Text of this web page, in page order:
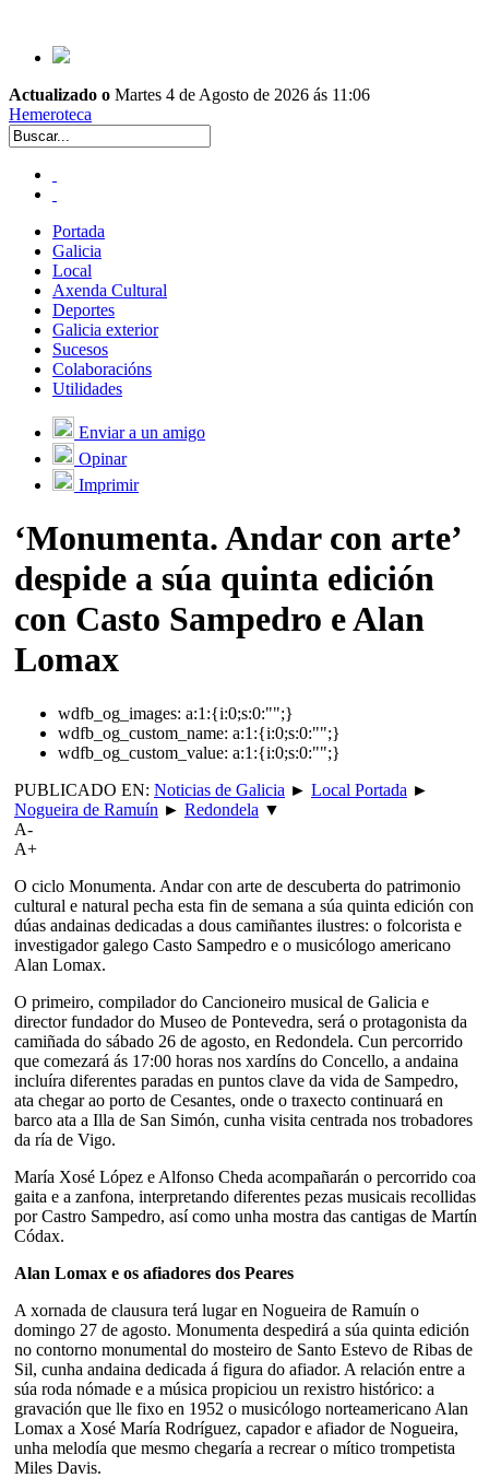
Actualizado o Martes 4 de Agosto de 2026 ás 11:06
Hemeroteca
Portada
Galicia
Local
Axenda Cultural
Deportes
Galicia exterior
Sucesos
Colaboracións
Utilidades
Enviar a un amigo
Opinar
Imprimir
‘Monumenta. Andar con arte’
despide a súa quinta edición
con Casto Sampedro e Alan
Lomax
wdfb_og_images: a:1:{i:0;s:0:"";}
wdfb_og_custom_name: a:1:{i:0;s:0:"";}
wdfb_og_custom_value: a:1:{i:0;s:0:"";}
PUBLICADO EN: Noticias de Galicia ► Local Portada ►
Nogueira de Ramuín ► Redondela ▼
A-
A+
O ciclo Monumenta. Andar con arte de descuberta do patrimonio
cultural e natural pecha esta fin de semana a súa quinta edición con
dúas andainas dedicadas a dous camiñantes ilustres: o folcorista e
investigador galego Casto Sampedro e o musicólogo americano
Alan Lomax.
O primeiro, compilador do Cancioneiro musical de Galicia e
director fundador do Museo de Pontevedra, será o protagonista da
camiñada do sábado 26 de agosto, en Redondela. Cun percorrido
que comezará ás 17:00 horas nos xardíns do Concello, a andaina
incluíra diferentes paradas en puntos clave da vida de Sampedro,
ata chegar ao porto de Cesantes, onde o traxecto continuará en
barco ata a Illa de San Simón, cunha visita centrada nos trobadores
da ría de Vigo.
María Xosé López e Alfonso Cheda acompañarán o percorrido coa
gaita e a zanfona, interpretando diferentes pezas musicais recollidas
por Castro Sampedro, así como unha mostra das cantigas de Martín
Códax.
Alan Lomax e os afiadores dos Peares
A xornada de clausura terá lugar en Nogueira de Ramuín o
domingo 27 de agosto. Monumenta despedirá a súa quinta edición
no contorno monumental do mosteiro de Santo Estevo de Ribas de
Sil, cunha andaina dedicada á figura do afiador. A relación entre a
súa roda nómade e a música propiciou un rexistro histórico: a
gravación que lle fixo en 1952 o musicólogo norteamericano Alan
Lomax a Xosé María Rodríguez, capador e afiador de Nogueira,
unha melodía que mesmo chegaría a recrear o mítico trompetista
Miles Davis.